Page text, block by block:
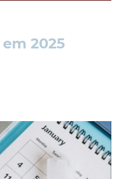
2025